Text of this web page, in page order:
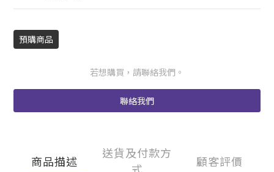
預購商品
若想購買，請聯絡我們。
聯絡我們
商品描述
送貨及付款方
顧客評價